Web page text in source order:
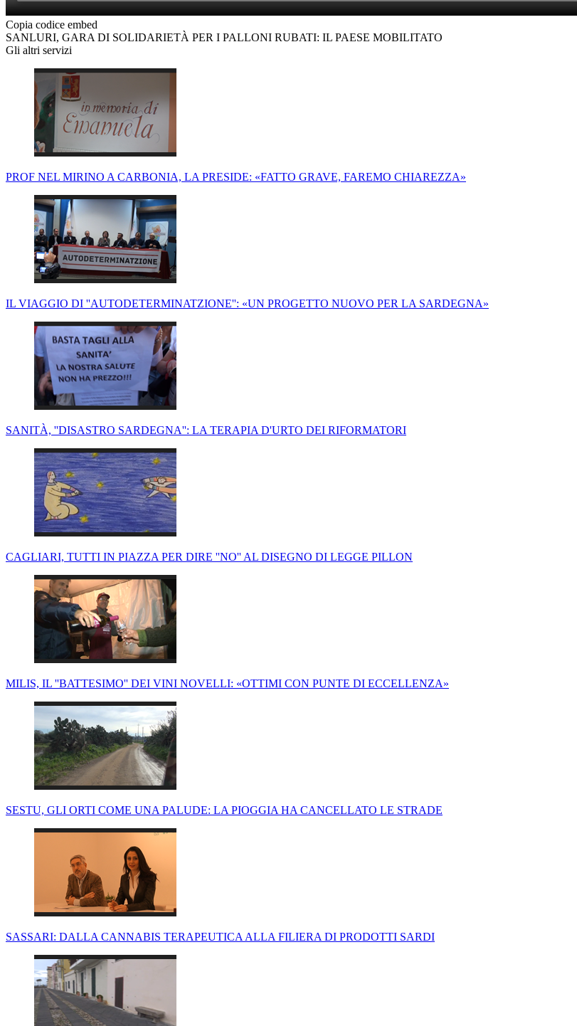
Copia codice embed
SANLURI, GARA DI SOLIDARIETÀ PER I PALLONI RUBATI: IL PAESE MOBILITATO
Gli altri servizi
PROF NEL MIRINO A CARBONIA, LA PRESIDE: «FATTO GRAVE, FAREMO CHIAREZZA»
IL VIAGGIO DI ''AUTODETERMINATZIONE'': «UN PROGETTO NUOVO PER LA SARDEGNA»
SANITÀ, ''DISASTRO SARDEGNA'': LA TERAPIA D'URTO DEI RIFORMATORI
CAGLIARI, TUTTI IN PIAZZA PER DIRE ''NO'' AL DISEGNO DI LEGGE PILLON
MILIS, IL ''BATTESIMO'' DEI VINI NOVELLI: «OTTIMI CON PUNTE DI ECCELLENZA»
SESTU, GLI ORTI COME UNA PALUDE: LA PIOGGIA HA CANCELLATO LE STRADE
SASSARI: DALLA CANNABIS TERAPEUTICA ALLA FILIERA DI PRODOTTI SARDI